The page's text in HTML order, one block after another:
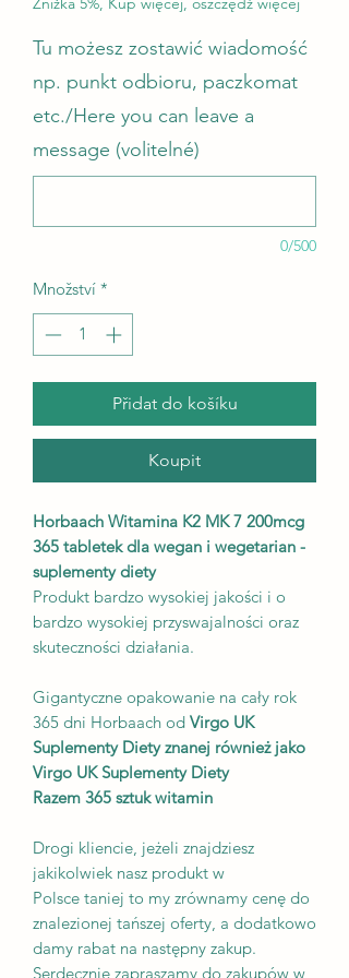
Tu możesz zostawić wiadomość
np. punkt odbioru, paczkomat
etc./Here you can leave a
message (volitelné)
0/500
Množství *
Přidat do košíku
Koupit
Horbaach Witamina K2 MK 7 200mcg
365 tabletek dla wegan i wegetarian -
suplementy diety
Produkt bardzo wysokiej jakości i o
bardzo wysokiej przyswajalności oraz
skuteczności działania.
Gigantyczne opakowanie na cały rok
365 dni Horbaach od Virgo UK
Suplementy Diety znanej również jako
Virgo UK Suplementy Diety
Razem 365 sztuk witamin
Drogi kliencie, jeżeli znajdziesz
jakikolwiek nasz produkt w
Polsce taniej to my zrównamy cenę do
znalezionej tańszej oferty, a dodatkowo
damy rabat na następny zakup.
Serdecznie zapraszamy do zakupów w